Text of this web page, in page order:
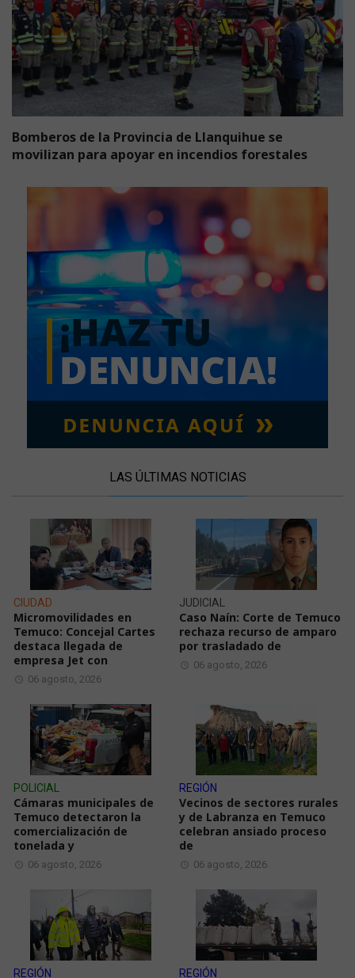
Bomberos de la Provincia de Llanquihue se
movilizan para apoyar en incendios forestales
LAS ÚLTIMAS NOTICIAS
CIUDAD
Micromovilidades en
Temuco: Concejal Cartes
destaca llegada de
empresa Jet con
06 agosto, 2026
JUDICIAL
Caso Naín: Corte de Temuco
rechaza recurso de amparo
por trasladado de
06 agosto, 2026
POLICIAL
Cámaras municipales de
Temuco detectaron la
comercialización de
tonelada y
06 agosto, 2026
REGIÓN
Vecinos de sectores rurales
y de Labranza en Temuco
celebran ansiado proceso
de
06 agosto, 2026
REGIÓN REGIÓN